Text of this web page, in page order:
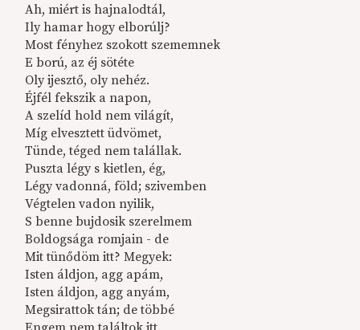
Ah, miért is hajnalodtál,
Ily hamar hogy elborúlj?
Most fényhez szokott szememnek
E ború, az éj sötéte
Oly ijesztő, oly nehéz.
Éjfél fekszik a napon,
A szelíd hold nem világít,
Míg elvesztett üdvömet,
Tünde, téged nem talállak.
Puszta légy s kietlen, ég,
Légy vadonná, föld; szivemben
Végtelen vadon nyilik,
S benne bujdosik szerelmem
Boldogsága romjain - de
Mit tünődöm itt? Megyek:
Isten áldjon, agg apám,
Isten áldjon, agg anyám,
Megsirattok tán; de többé